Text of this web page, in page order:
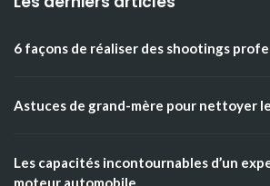
6 façons de réaliser des shootings
Astuces de grand-mère pour nettoyer
Les capacités incontournables d’un
moteur automobile